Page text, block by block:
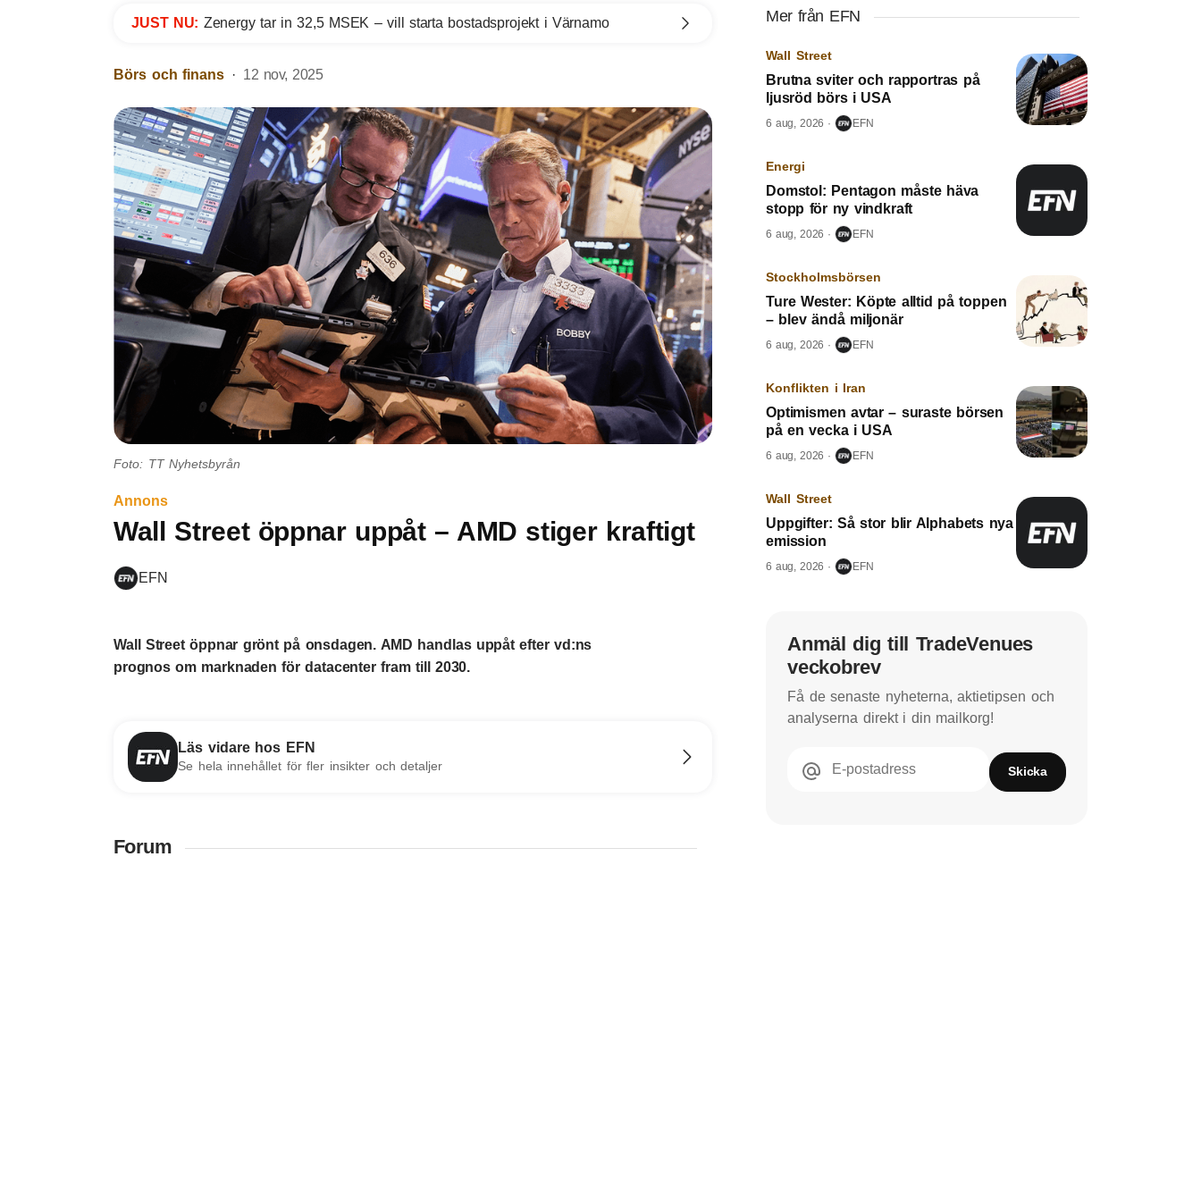
JUST NU: Zenergy tar in 32,5 MSEK – vill starta bostadsprojekt i Värnamo
Börs och finans 12 nov, 2025
Foto: TT Nyhetsbyrån
Annons
Wall Street öppnar uppåt – AMD stiger kraftigt
EFN
Wall Street öppnar grönt på onsdagen. AMD handlas uppåt efter vd:ns
prognos om marknaden för datacenter fram till 2030.
Läs vidare hos EFN
Se hela innehållet för fler insikter och detaljer
Forum
Mer från EFN
Wall Street
Brutna sviter och rapportras på
ljusröd börs i USA
6 aug, 2026 EFN
Energi
Domstol: Pentagon måste häva
stopp för ny vindkraft
6 aug, 2026 EFN
Stockholmsbörsen
Ture Wester: Köpte alltid på toppen
– blev ändå miljonär
6 aug, 2026 EFN
Konflikten i Iran
Optimismen avtar – suraste börsen
på en vecka i USA
6 aug, 2026 EFN
Wall Street
Uppgifter: Så stor blir Alphabets nya
emission
6 aug, 2026 EFN
Anmäl dig till TradeVenues
veckobrev
Få de senaste nyheterna, aktietipsen och
analyserna direkt i din mailkorg!
E-postadress Skicka